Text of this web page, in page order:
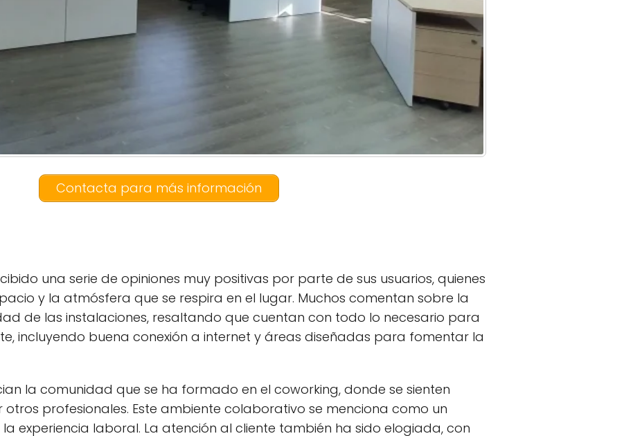
Contacta para más información
una serie de opiniones muy positivas por parte de sus usuarios, quienes
y la atmósfera que se respira en el lugar. Muchos comentan sobre la
de las instalaciones, resaltando que cuentan con todo lo necesario para
incluyendo buena conexión a internet y áreas diseñadas para fomentar la
la comunidad que se ha formado en el coworking, donde se sienten
profesionales. Este ambiente colaborativo se menciona como un
experiencia laboral. La atención al cliente también ha sido elogiada, con